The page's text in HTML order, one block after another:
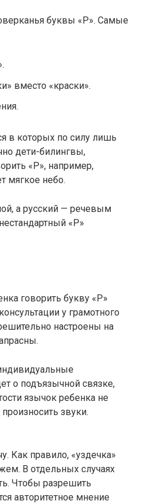
буквы «Р». Самые
вместо «краски».
в которых по силу лишь
дети-билингвы,
«Р», например,
мягкое небо.
а русский — речевым
«Р»
говорить букву «Р»
у грамотного
настроены на
о подъязычной связке,
язычок ребенка не
звуки.
Как правило, «уздечка»
В отдельных случаях
Чтобы разрешить
авторитетное мнение